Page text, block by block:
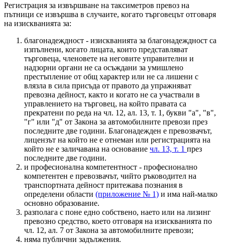
Регистрация за извършване на таксиметров превоз на
пътници се извършва в случаите, когато търговецът отговаря
на изискванията за:
благонадеждност - изискванията за благонадеждност са
изпълнени, когато лицата, които представляват
търговеца, членовете на неговите управителни и
надзорни органи не са осъждани за умишлено
престъпление от общ характер или не са лишени с
влязла в сила присъда от правото да упражняват
превозна дейност, както и когато не са участвали в
управлението на търговец, на който правата са
прекратени по реда на чл. 12, ал. 13, т. 1, букви "а", "в",
"г" или "д" от Закона за автомобилните превози през
последните две години. Благонадежден е превозвачът,
лицензът на който не е отнеман или регистрацията на
който не е заличавана на основание чл. 13, т. 1 през
последните две години.
и професионална компетентност - професионално
компетентен е превозвачът, чийто ръководител на
транспортната дейност притежава познания в
определени области (приложение № 1) и има най-малко
основно образование.
разполага с поне едно собствено, наето или на лизинг
превозно средство, което отговаря на изискванията по
чл. 12, ал. 7 от Закона за автомобилните превози;
няма публични задължения.